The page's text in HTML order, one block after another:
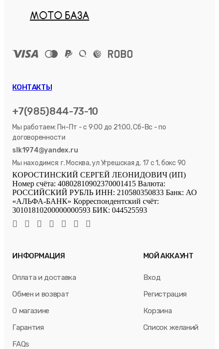
КОНТАКТЫ
+7(985)844-73-10
Мы работаем: Пн-Пт - с 9:00 до 21:00, Сб-Вс - по
договоренности
slk1974@yandex.ru
Мы находимся: г. Москва, ул Угрешская д. 17 с 1, бокс 90
КОРОСТИНСКИЙ СЕРГЕЙ ЛЕОНИДОВИЧ (ИП)
Номер счёта: 40802810902370001415 Валюта:
РОССИЙСКИЙ РУБЛЬ ИНН: 210580350833 Банк: АО
«АЛЬФА-БАНК» Корреспондентский счёт:
30101810200000000593 БИК: 044525593
ИНФОРМАЦИЯ
Оплата и доставка
Обмен и возврат
О магазине
Гарантия
FAQs
МОЙ АККАУНТ
Вход
Регистрация
Корзина
Список желаний